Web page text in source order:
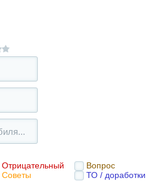
Отрицательный
Вопрос
Советы ТО / доработки